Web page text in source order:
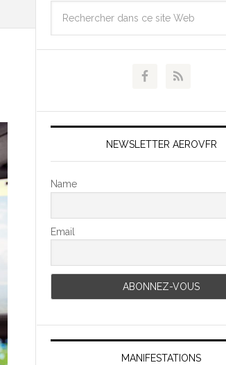
NEWSLETTER AEROVFR
Name
Email
MANIFESTATIONS